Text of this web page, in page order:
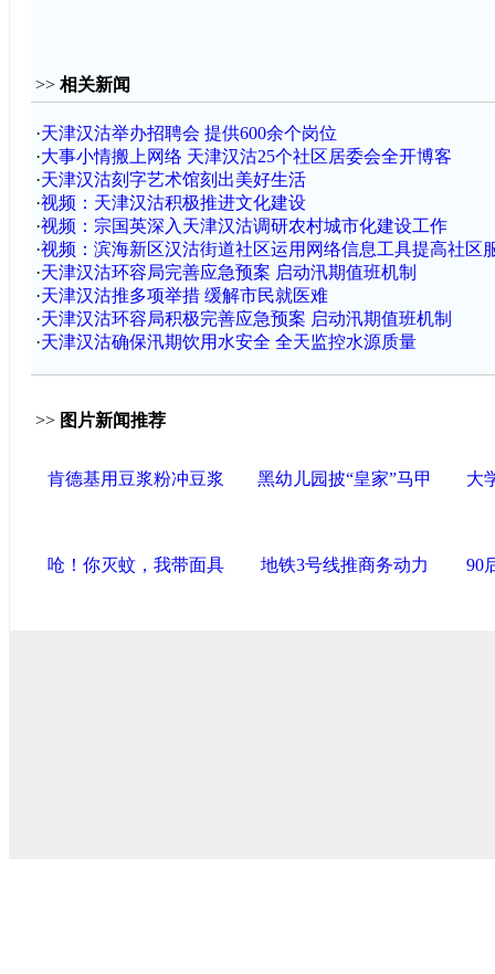
>> 相关新闻
·天津汉沽举办招聘会 提供600余个岗位
·大事小情搬上网络 天津汉沽25个社区居委会全开博客
·天津汉沽刻字艺术馆刻出美好生活
·视频：天津汉沽积极推进文化建设
·视频：宗国英深入天津汉沽调研农村城市化建设工作
·视频：滨海新区汉沽街道社区运用网络信息工具提高社区
·天津汉沽环容局完善应急预案 启动汛期值班机制
·天津汉沽推多项举措 缓解市民就医难
·天津汉沽环容局积极完善应急预案 启动汛期值班机制
·天津汉沽确保汛期饮用水安全 全天监控水源质量
>> 图片新闻推荐
肯德基用豆浆粉冲豆浆 黑幼儿园披“皇家”马甲 大
呛！你灭蚊，我带面具 地铁3号线推商务动力 90